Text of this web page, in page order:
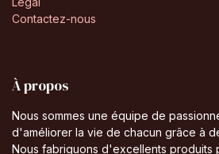
Contactez-nous
À propos
Nous sommes une équipe de
d'améliorer la vie de chacun grâce à
Nous fabriquons d'excellents produits